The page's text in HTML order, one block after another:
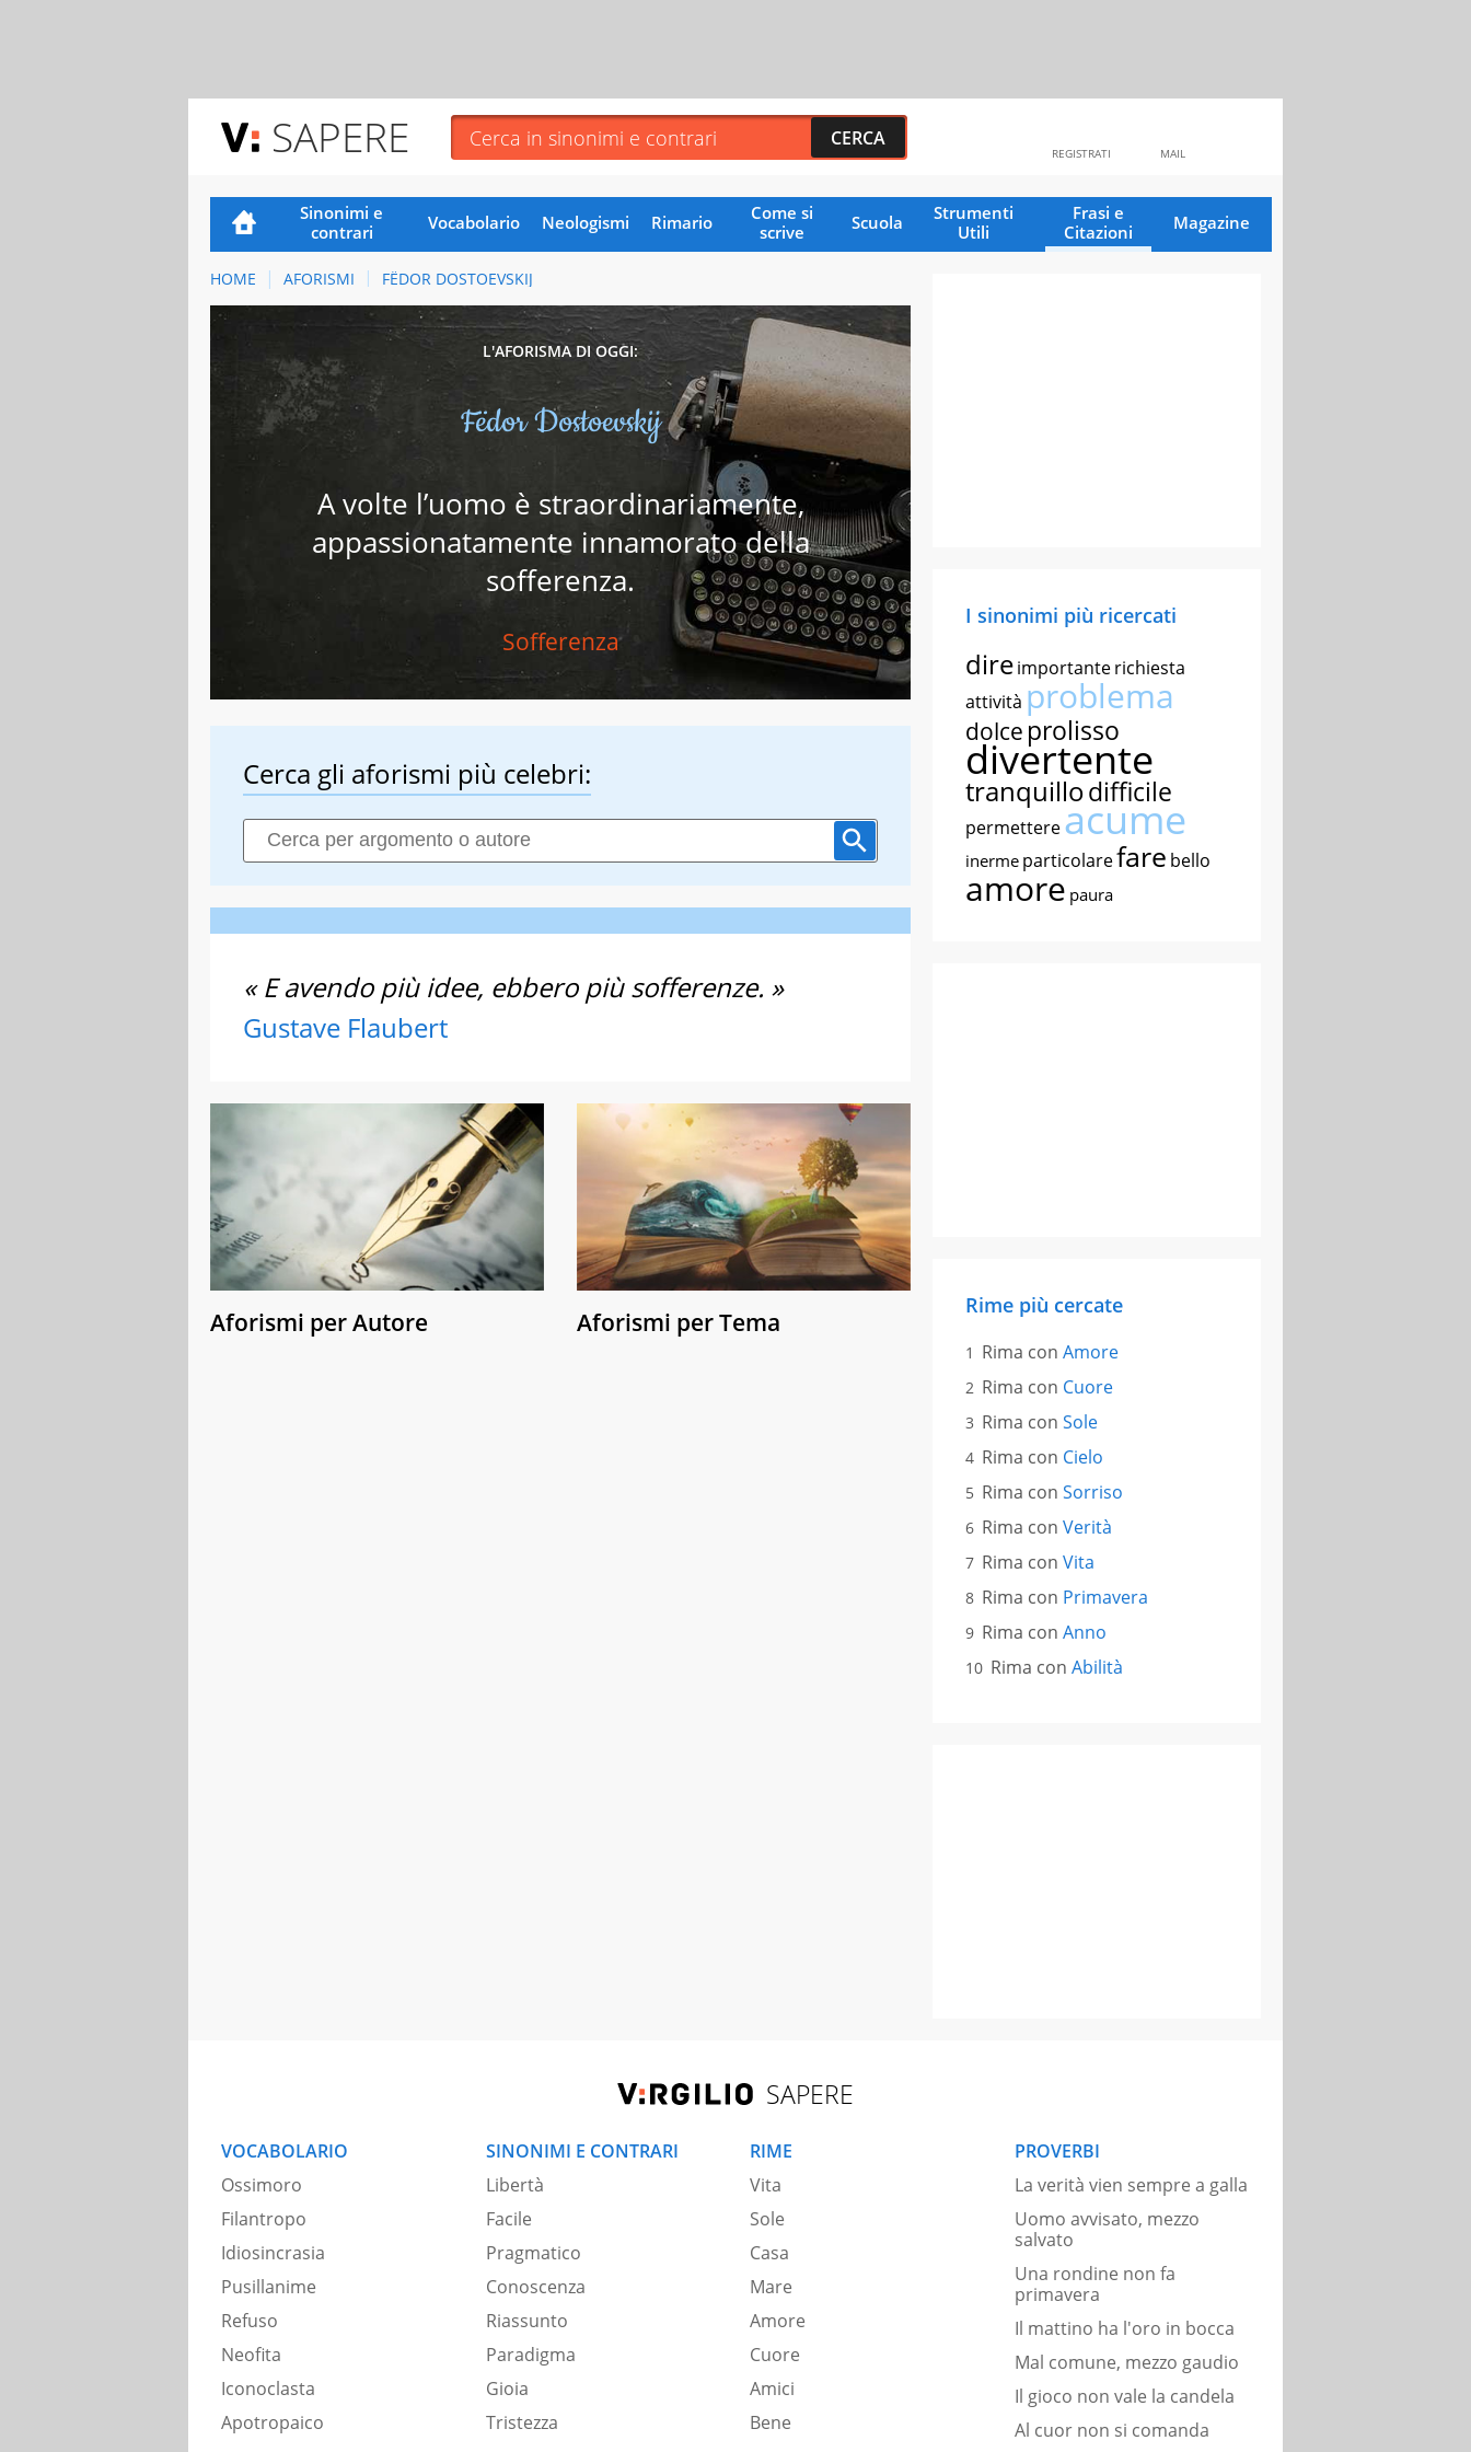
SAPERE MAIL
REGISTRATI
Sinonimi e
contrari
Vocabolario Neologismi Rimario
Come si
scrive
Scuola
Strumenti
Utili
Frasi e
Citazioni
Magazine
HOME AFORISMI FËDOR DOSTOEVSKIJ
L'AFORISMA DI OGGI:
Fëdor Dostoevskij
A volte l’uomo è straordinariamente,
appassionatamente innamorato della
sofferenza.
Sofferenza
Cerca gli aforismi più celebri:
« E avendo più idee, ebbero più sofferenze. »
Gustave Flaubert
Aforismi per Autore Aforismi per Tema
I sinonimi più ricercati
direimportanterichiesta
attività problema
dolce prolisso
divertente
tranquillodifficile
permettereacume
inerme particolarefare bello
amore paura
Rime più cercate
Rima con Amore
Rima con Cuore
Rima con Sole
Rima con Cielo
Rima con Sorriso
Rima con Verità
Rima con Vita
Rima con Primavera
Rima con Anno
Rima con Abilità
SAPERE
VOCABOLARIO
Ossimoro
Filantropo
Idiosincrasia
Pusillanime
Refuso
Neofita
Iconoclasta
Apotropaico
SINONIMI E CONTRARI
Libertà
Facile
Pragmatico
Conoscenza
Riassunto
Paradigma
Gioia
Tristezza
RIME
Vita
Sole
Casa
Mare
Amore
Cuore
Amici
Bene
PROVERBI
La verità vien sempre a galla
Uomo avvisato, mezzo
salvato
Una rondine non fa
primavera
Il mattino ha l'oro in bocca
Mal comune, mezzo gaudio
Il gioco non vale la candela
Al cuor non si comanda